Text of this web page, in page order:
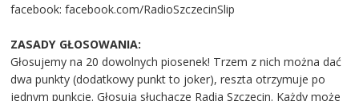
facebook: facebook.com/RadioSzczecinSlip
ZASADY GŁOSOWANIA:
Głosujemy na 20 dowolnych piosenek! Trzem z nich można dać
dwa punkty (dodatkowy punkt to joker), reszta otrzymuje po
jednym punkcie. Głosują słuchacze Radia Szczecin. Każdy może